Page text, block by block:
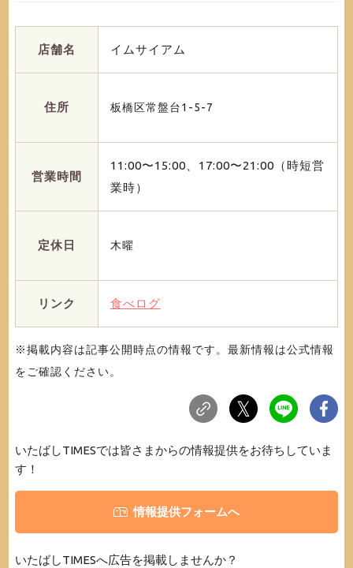
店舗名 イムサイアム
住所 板橋区常盤台1-5-7
営業時間
11:00〜15:00、17:00〜21:00（時短営
業時）
定休日 木曜
リンク 食べログ
※掲載内容は記事公開時点の情報です。最新情報は公式情報
をご確認ください。
いたばしTIMESでは皆さまからの情報提供をお待ちしていま
す！
情報提供フォームへ
いたばしTIMESへ広告を掲載しませんか？